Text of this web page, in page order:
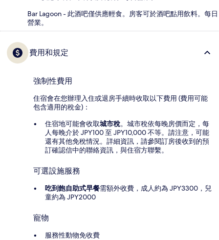
Bar Lagoon - 此酒吧僅供應輕食。房客可於酒吧點用飲料。每日
營業。
費用和規定
強制性費用
住宿會在您辦理入住或退房手續時收取以下費用 (費用可能
包含適用的稅金)：
住宿地可能會收取城市稅。城市稅依每晚房價而定，每
人每晚介於 JPY100 至 JPY10,000 不等。請注意，可能
還有其他免稅情況。詳細資訊，請參閱訂房後收到的預
訂確認信中的聯絡資訊，與住宿方聯繫。
可選設施服務
吃到飽自助式早餐需額外收費，成人約為 JPY3300，兒
童約為 JPY2000
寵物
服務性動物免收費